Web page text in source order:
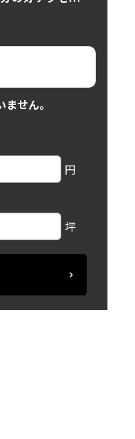
せん。
円
坪